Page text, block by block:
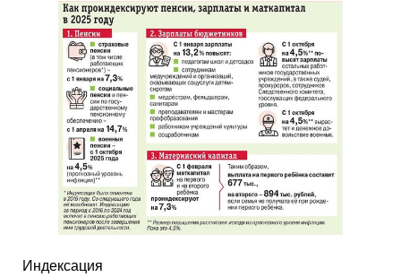
Индексация